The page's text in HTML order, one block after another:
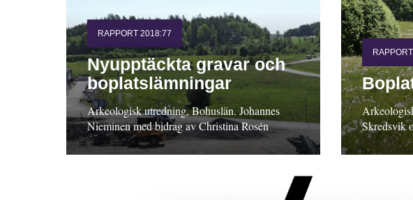
RAPPORT 2018:77
Nyupptäckta gravar och
boplatslämningar
Arkeologisk utredning, Bohuslän. Johannes
Nieminen med bidrag av Christina Rosén
Skredsvik